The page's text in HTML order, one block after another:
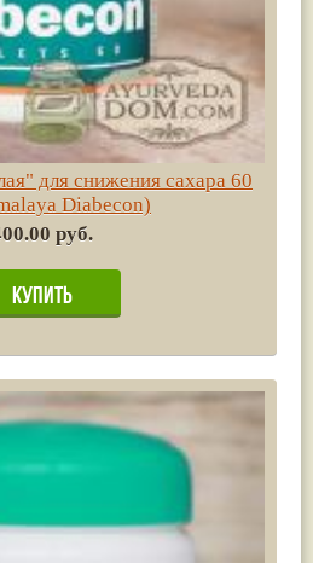
для снижения сахара 60
Diabecon)
руб.